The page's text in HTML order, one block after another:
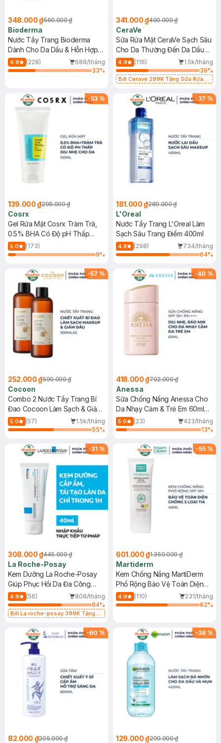
348.000 ₫560.000 ₫
Bioderma
Nước Tẩy Trang Bioderma
Dành Cho Da Dầu & Hỗn Hợp
500ml
4.9 (228)
688/tháng
33%
341.000 ₫490.000 ₫
CeraVe
Sữa Rửa Mặt CeraVe Sạch Sâu
Cho Da Thường Đến Da Dầu
473ml
4.9 (116)
1.5k/tháng
39%
Bill Cerave 299K Tặng Sữa Rửa
-53 %
139.000 ₫298.000 ₫
Cosrx
Gel Rửa Mặt Cosrx Tràm Trà,
0.5% BHA Có Độ pH Thấp
150ml
5.0
(173)
9%
-37 %
181.000 ₫289.000 ₫
L'Oreal
Nước Tẩy Trang L'Oreal Làm
Sạch Sâu Trang Điểm 400ml
4.8 (298)
734/tháng
64%
-57 %
252.000 ₫590.000 ₫
Cocoon
Combo 2 Nước Tẩy Trang Bí
Đao Cocoon Làm Sạch & Giảm
Dầu 500ml
5.0 (57)
1.5k/tháng
55%
-40 %
418.000 ₫702.000 ₫
Anessa
Sữa Chống Nắng Anessa Cho
Da Nhạy Cảm & Trẻ Em 60ml
(Mới)
5.0 (23)
423/tháng
13%
-31 %
308.000 ₫445.000 ₫
La Roche-Posay
Kem Dưỡng La Roche-Posay
Giúp Phục Hồi Da Đa Công
Dụng 40ml
4.9 (56)
808/tháng
64%
Bill La roche-posay 399K Tặng
(SL có hạn)
-55 %
601.000 ₫1.350.000 ₫
Martiderm
Kem Chống Nắng MartiDerm
Phổ Rộng Bảo Vệ Toàn Diện
40ml
4.9 (110)
231/tháng
62%
-60 %
82.000 ₫205.000 ₫
-38 %
129.000 ₫209.000 ₫